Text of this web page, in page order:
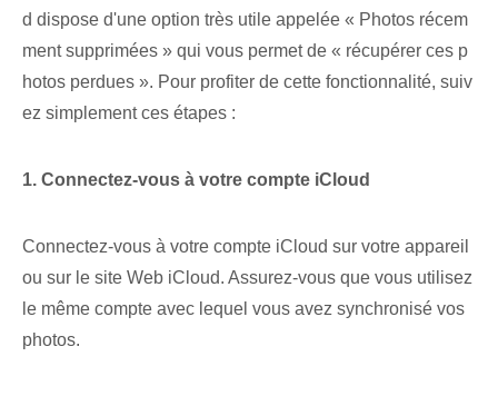
d dispose d'une option très utile appelée « Photos récem
ment supprimées » qui vous permet de « récupérer ces p
hotos perdues ». Pour profiter de cette fonctionnalité, suiv
ez simplement ces étapes :
1. Connectez-vous à votre compte iCloud
Connectez-vous à votre compte iCloud sur votre appareil
ou sur le site Web iCloud. Assurez-vous que vous utilisez
le même compte avec lequel vous avez synchronisé vos
photos.